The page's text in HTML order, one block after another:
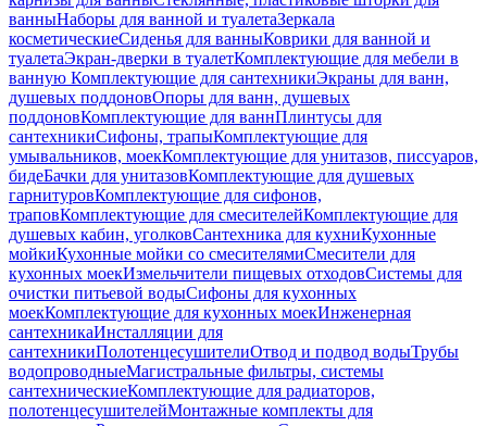
ванныНаборы для ванной и туалетаЗеркала
косметическиеСиденья для ванныКоврики для ванной и
туалетаЭкран-дверки в туалетКомплектующие для мебели в
ванную Комплектующие для сантехникиЭкраны для ванн,
душевых поддоновОпоры для ванн, душевых
поддоновКомплектующие для ваннПлинтусы для
сантехникиСифоны, трапыКомплектующие для
умывальников, моекКомплектующие для унитазов, писсуаров,
бидеБачки для унитазовКомплектующие для душевых
гарнитуровКомплектующие для сифонов,
траповКомплектующие для смесителейКомплектующие для
душевых кабин, уголковСантехника для кухниКухонные
мойкиКухонные мойки со смесителямиСмесители для
кухонных моекИзмельчители пищевых отходовСистемы для
очистки питьевой водыСифоны для кухонных
моекКомплектующие для кухонных моекИнженерная
сантехникаИнсталляции для
сантехникиПолотенцесушителиОтвод и подвод водыТрубы
водопроводныеМагистральные фильтры, системы
сантехническиеКомплектующие для радиаторов,
полотенцесушителейМонтажные комплекты для